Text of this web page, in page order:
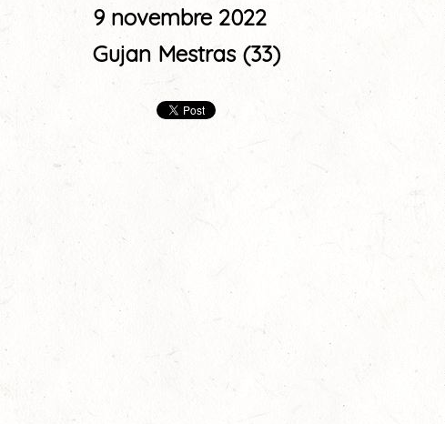
9 novembre 2022
Gujan Mestras (33)